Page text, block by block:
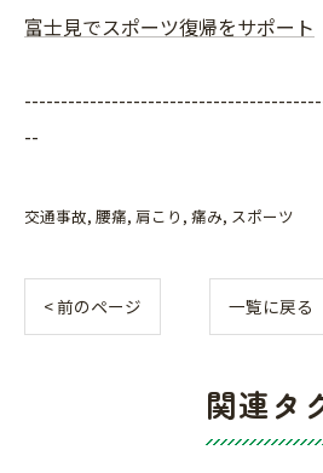
富士見でスポーツ復帰をサポート
--
交通事故 腰痛 肩こり 痛み スポーツ
< 前のページ 一覧に戻る
関連タ